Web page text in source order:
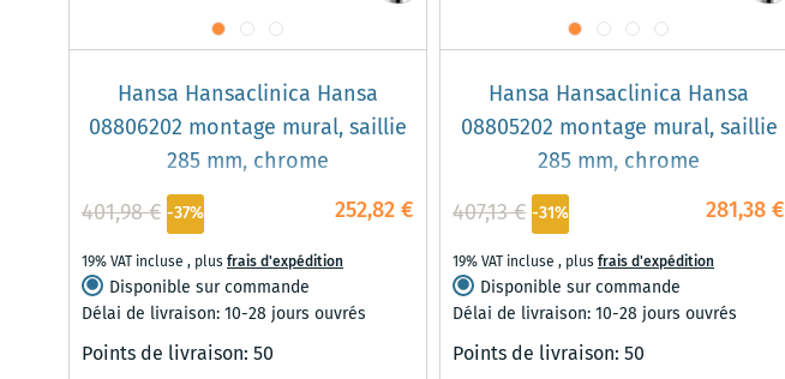
Hansa Hansaclinica Hansa
08806202 montage mural, saillie
285 mm, chrome
252,82 €
401,98 € -37%
19% VAT incluse , plusfrais d'expédition
Disponible sur commande
Délai de livraison: 10-28 jours ouvrés
Points de livraison: 50
Hansa Hansaclinica Hansa
08805202 montage mural, saillie
285 mm, chrome
281,38 €
407,13 € -31%
19% VAT incluse , plusfrais d'expédition
Disponible sur commande
Délai de livraison: 10-28 jours ouvrés
Points de livraison: 50